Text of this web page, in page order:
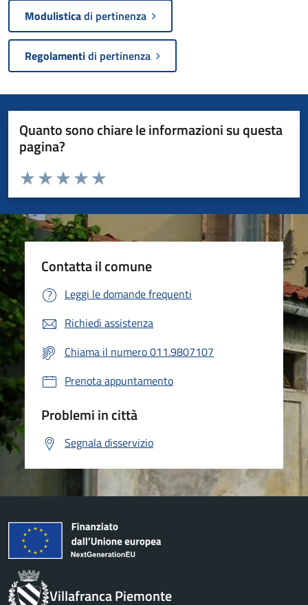
Modulisticadi pertinenza
Regolamentidi pertinenza
Quanto sono chiare le informazioni su questa
pagina?
Valuta da 1 a 5 stelle la pagina
Valuta 5 stelle su 5
Valuta 4 stelle su 5
Valuta 3 stelle su 5
Valuta 2 stelle su 5
Valuta 1 stelle su 5
Contatta il comune
Leggi le domande frequenti
Richiedi assistenza
Chiama il numero 011.9807107
Prenota appuntamento
Problemi in città
Segnala disservizio
Villafranca Piemonte